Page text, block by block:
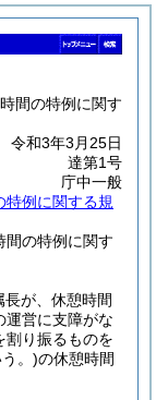
間の特例に関す
令和3年3月25日
達第1号
庁中一般
特例に関する規
間の特例に関す
長が、休憩時間
運営に支障がな
割り振るものを
。)の休憩時間